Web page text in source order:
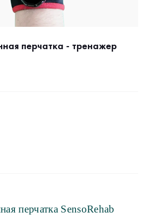
перчатка - тренажер
перчатка SensoRehab